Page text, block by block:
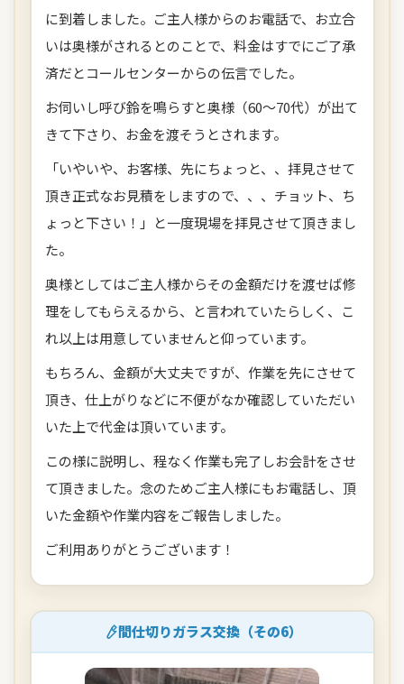
に到着しました。ご主人様からのお電話で、お立合
いは奥様がされるとのことで、料金はすでにご了承
済だとコールセンターからの伝言でした。
お伺いし呼び鈴を鳴らすと奥様（60～70代）が出て
きて下さり、お金を渡そうとされます。
「いやいや、お客様、先にちょっと、、拝見させて
頂き正式なお見積をしますので、、、チョット、ち
ょっと下さい！」と一度現場を拝見させて頂きまし
た。
奥様としてはご主人様からその金額だけを渡せば修
理をしてもらえるから、と言われていたらしく、こ
れ以上は用意していませんと仰っています。
もちろん、金額が大丈夫ですが、作業を先にさせて
頂き、仕上がりなどに不便がなか確認していただい
いた上で代金は頂いています。
この様に説明し、程なく作業も完了しお会計をさせ
て頂きました。念のためご主人様にもお電話し、頂
いた金額や作業内容をご報告しました。
ご利用ありがとうございます！
間仕切りガラス交換（その6）